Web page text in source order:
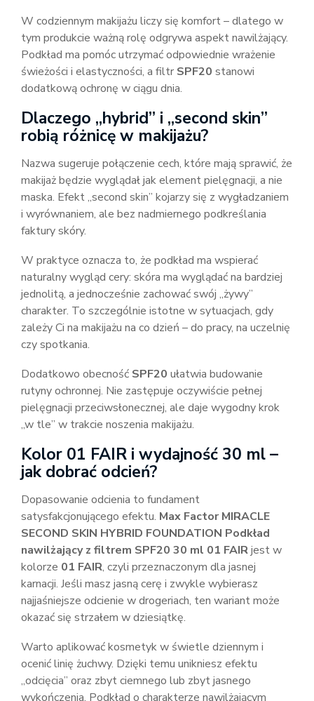
W codziennym makijażu liczy się komfort – dlatego w
tym produkcie ważną rolę odgrywa aspekt nawilżający.
Podkład ma pomóc utrzymać odpowiednie wrażenie
świeżości i elastyczności, a filtr SPF20 stanowi
dodatkową ochronę w ciągu dnia.
Dlaczego „hybrid” i „second skin”
robią różnicę w makijażu?
Nazwa sugeruje połączenie cech, które mają sprawić, że
makijaż będzie wyglądał jak element pielęgnacji, a nie
maska. Efekt „second skin” kojarzy się z wygładzaniem
i wyrównaniem, ale bez nadmiernego podkreślania
faktury skóry.
W praktyce oznacza to, że podkład ma wspierać
naturalny wygląd cery: skóra ma wyglądać na bardziej
jednolitą, a jednocześnie zachować swój „żywy”
charakter. To szczególnie istotne w sytuacjach, gdy
zależy Ci na makijażu na co dzień – do pracy, na uczelnię
czy spotkania.
Dodatkowo obecność SPF20 ułatwia budowanie
rutyny ochronnej. Nie zastępuje oczywiście pełnej
pielęgnacji przeciwsłonecznej, ale daje wygodny krok
„w tle” w trakcie noszenia makijażu.
Kolor 01 FAIR i wydajność 30 ml –
jak dobrać odcień?
Dopasowanie odcienia to fundament
satysfakcjonującego efektu. Max Factor MIRACLE
SECOND SKIN HYBRID FOUNDATION Podkład
nawilżający z filtrem SPF20 30 ml 01 FAIRjest w
kolorze 01 FAIR, czyli przeznaczonym dla jasnej
karnacji. Jeśli masz jasną cerę i zwykle wybierasz
najjaśniejsze odcienie w drogeriach, ten wariant może
okazać się strzałem w dziesiątkę.
Warto aplikować kosmetyk w świetle dziennym i
ocenić linię żuchwy. Dzięki temu unikniesz efektu
„odcięcia” oraz zbyt ciemnego lub zbyt jasnego
wykończenia. Podkład o charakterze nawilżającym